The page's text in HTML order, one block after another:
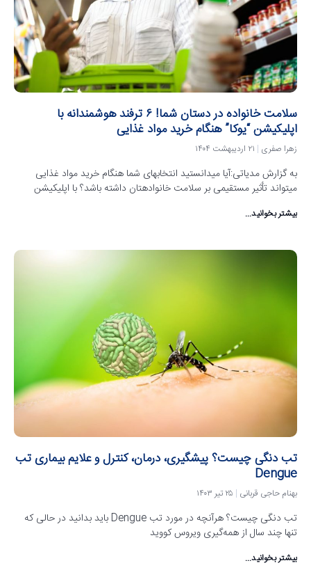
سلامت خانواده در دستان شما! ۶ ترفند هوشمندانه با
اپلیکیشن “یوکا” هنگام خرید مواد غذایی
زهرا صفری ۲۱ اردیبهشت ۱۴۰۴
به گزارش مدیاتی:آیا میدانستید انتخابهای شما هنگام خرید مواد غذایی
میتواند تأثیر مستقیمی بر سلامت خانوادهتان داشته باشد؟ با اپلیکیشن
بیشتر بخوانید...
تب دنگی چیست؟ پیشگیری، درمان، کنترل و علایم بیماری تب
Dengue
بهنام حاجی قربانی ۲۵ تیر ۱۴۰۳
تب دنگی چیست؟ هرآنچه در مورد تب Dengue باید بدانید در حالی که
تنها چند سال از همه‌گیری ویروس کووید
بیشتر بخوانید...